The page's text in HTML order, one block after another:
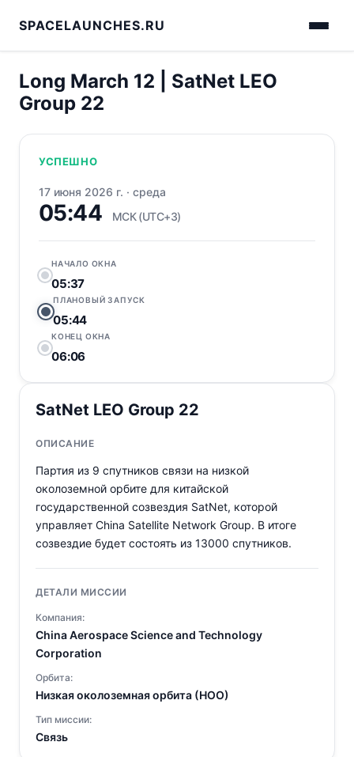
SPACELAUNCHES.RU
Long March 12 | SatNet LEO
Group 22
УСПЕШНО
17 июня 2026 г. · среда
05:44 МСК (UTC+3)
НАЧАЛО ОКНА
05:37
ПЛАНОВЫЙ ЗАПУСК
05:44
КОНЕЦ ОКНА
06:06
SatNet LEO Group 22
ОПИСАНИЕ
Партия из 9 спутников связи на низкой
околоземной орбите для китайской
государственной созвездия SatNet, которой
управляет China Satellite Network Group. В итоге
созвездие будет состоять из 13000 спутников.
ДЕТАЛИ МИССИИ
Компания:
China Aerospace Science and Technology
Corporation
Орбита:
Низкая околоземная орбита (НОО)
Тип миссии:
Связь